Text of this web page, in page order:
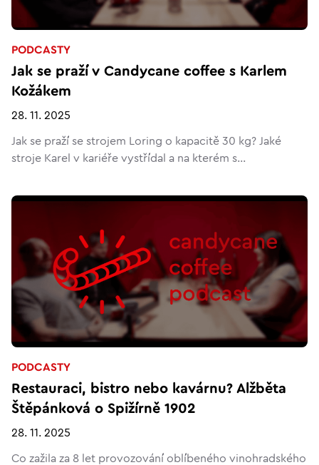
PODCASTY
Jak se praží v Candycane coffee s Karlem
Kožákem
28. 11. 2025
Jak se praží se strojem Loring o kapacitě 30 kg? Jaké
stroje Karel v kariéře vystřídal a na kterém s...
PODCASTY
Restauraci, bistro nebo kavárnu? Alžběta
Štěpánková o Spižírně 1902
28. 11. 2025
Co zažila za 8 let provozování oblíbeného vinohradského